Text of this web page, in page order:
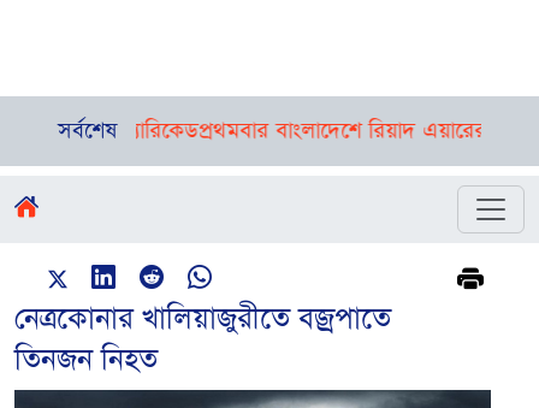
সর্বশেষ
ব্যারিকেড প্রথমবার বাংলাদেশে রিয়াদ এয়ারের ফ্লাইট,
নেত্রকোনার খালিয়াজুরীতে বজ্রপাতে
তিনজন নিহত